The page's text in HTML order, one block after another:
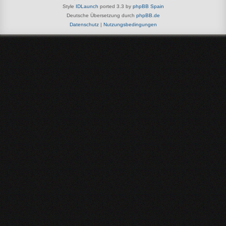
Style IDLaunch ported 3.3 by phpBB Spain
Deutsche Übersetzung durch phpBB.de
Datenschutz| Nutzungsbedingungen